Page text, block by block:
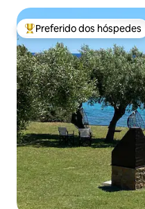
Entre os melhores
Preferido dos hóspedes